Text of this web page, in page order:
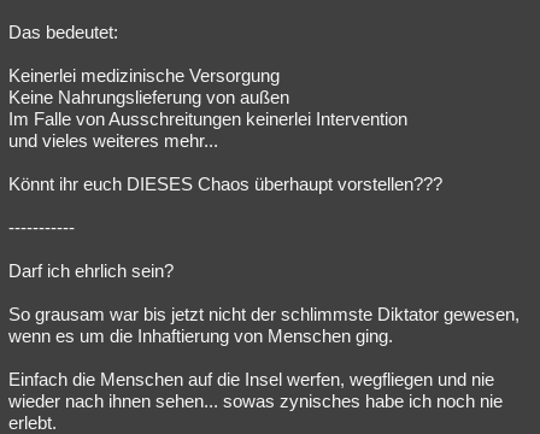
Das bedeutet:
Keinerlei medizinische Versorgung
Keine Nahrungslieferung von außen
Im Falle von Ausschreitungen keinerlei Intervention
und vieles weiteres mehr...
Könnt ihr euch DIESES Chaos überhaupt vorstellen???
-----------
Darf ich ehrlich sein?
So grausam war bis jetzt nicht der schlimmste Diktator gewesen,
wenn es um die Inhaftierung von Menschen ging.
Einfach die Menschen auf die Insel werfen, wegfliegen und nie
wieder nach ihnen sehen... sowas zynisches habe ich noch nie
erlebt.